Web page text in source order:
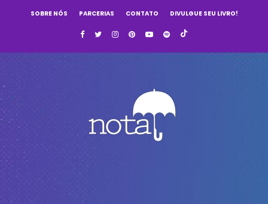
SOBRE NÓS PARCERIAS CONTATO DIVULGUE SEU LIVRO!